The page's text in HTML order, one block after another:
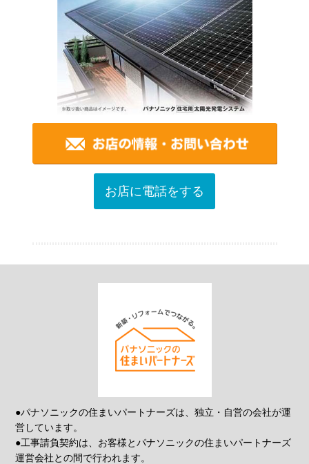
お店に電話をする
●パナソニックの住まいパートナーズは、独立・自営の会社が運
営しています。
●工事請負契約は、お客様とパナソニックの住まいパートナーズ
運営会社との間で行われます。